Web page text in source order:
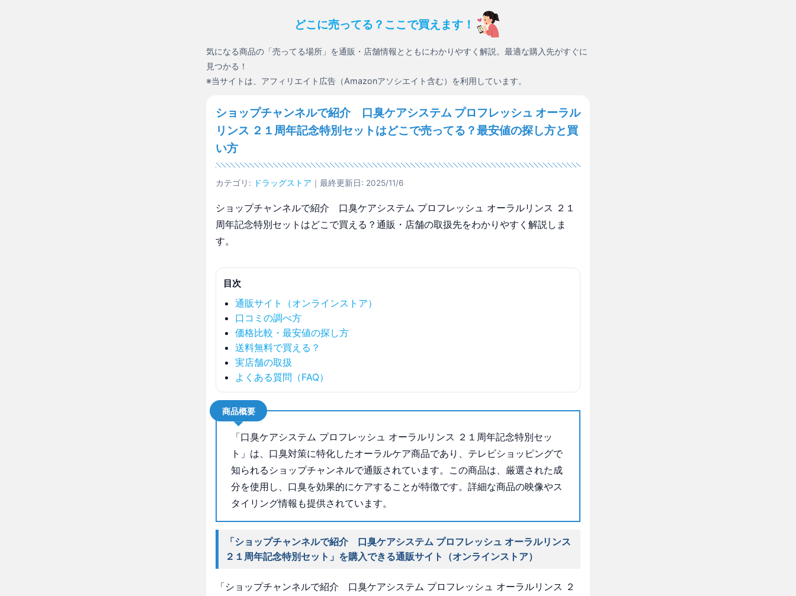
どこに売ってる？ここで買えます！
気になる商品の「売ってる場所」を通販・店舗情報とともにわかりやすく解説。最適な購入先がすぐに
見つかる！
※当サイトは、アフィリエイト広告（Amazonアソシエイト含む）を利用しています。
ショップチャンネルで紹介 口臭ケアシステム プロフレッシュ オーラル
リンス ２１周年記念特別セットはどこで売ってる？最安値の探し方と買
い方
カテゴリ: ドラッグストア ｜最終更新日: 2025/11/6
ショップチャンネルで紹介 口臭ケアシステム プロフレッシュ オーラルリンス ２１
周年記念特別セットはどこで買える？通販・店舗の取扱先をわかりやすく解説しま
す。
目次
通販サイト（オンラインストア）
口コミの調べ方
価格比較・最安値の探し方
送料無料で買える？
実店舗の取扱
よくある質問（FAQ）
商品概要
「口臭ケアシステム プロフレッシュ オーラルリンス ２１周年記念特別セッ
ト」は、口臭対策に特化したオーラルケア商品であり、テレビショッピングで
知られるショップチャンネルで通販されています。この商品は、厳選された成
分を使用し、口臭を効果的にケアすることが特徴です。詳細な商品の映像やス
タイリング情報も提供されています。
「ショップチャンネルで紹介 口臭ケアシステム プロフレッシュ オーラルリンス
２１周年記念特別セット」を購入できる通販サイト（オンラインストア）
「ショップチャンネルで紹介 口臭ケアシステム プロフレッシュ オーラルリンス ２